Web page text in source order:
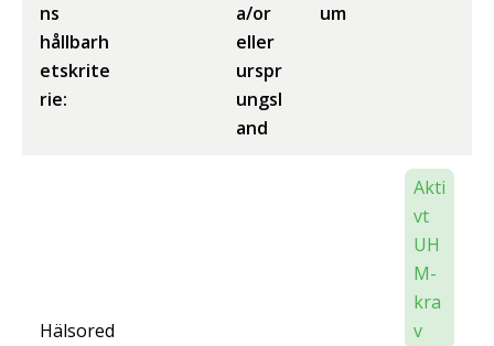
ns
hållbarh
etskrite
rie:
a/or
eller
urspr
ungsl
and
um
Hälsored
Akti
vt
UH
M-
kra
v